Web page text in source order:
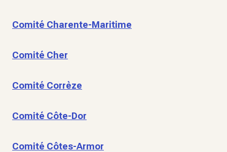
Comité Charente-Maritime
Comité Cher
Comité Corrèze
Comité Côte-Dor
Comité Côtes-Armor